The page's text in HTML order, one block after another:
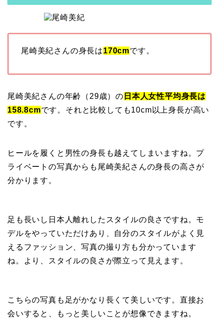
尾崎美紀さんの身長は170cmです。
尾崎美紀さんの年齢（29歳）の 日本人女性平均身長は
158.8cmです。それと比較しても10cm以上身長が高い
です。
ヒールを履くと男性の身長も越えてしまいますね。プ
ライベートの写真からも尾崎美紀さんの身長の高さが
分かります。
足も長いし日本人離れしたスタイルの良さですね。モ
デルをやっていただけあり、自分のスタイルがよく見
えるファッション、写真の撮り方も分かっています
ね。より、スタイルの良さが際立って見えます。
こちらの写真も足がかなり長くて美しいです。直接お
会いすると、もっと美しいことが想像できますね。